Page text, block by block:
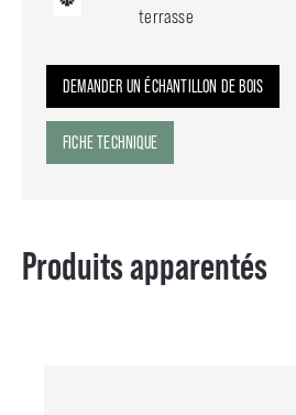
terrasse
DEMANDER UN ÉCHANTILLON DE BOIS
FICHE TECHNIQUE
Produits apparentés